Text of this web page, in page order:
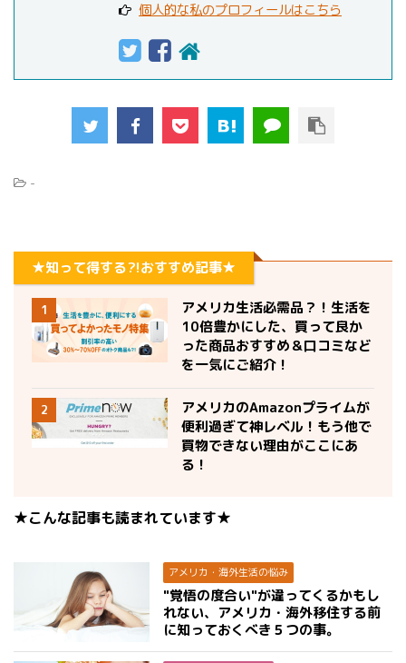
個人的な私のプロフィールはこちら
-
★知って得する?!おすすめ記事★
1
アメリカ生活必需品？！生活を
10倍豊かにした、買って良か
った商品おすすめ＆口コミなど
を一気にご紹介！
2
アメリカのAmazonプライムが
便利過ぎて神レベル！もう他で
買物できない理由がここにあ
る！
★こんな記事も読まれています★
アメリカ・海外生活の悩み
"覚悟の度合い"が違ってくるかもし
れない、アメリカ・海外移住する前
に知っておくべき５つの事。